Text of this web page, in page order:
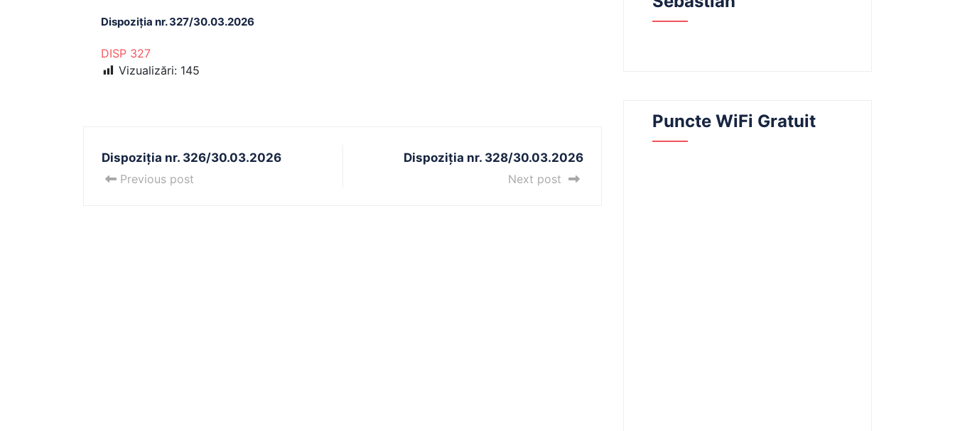
Dispoziția nr. 327/30.03.2026
DISP 327
Vizualizări: 145
Dispoziția nr. 326/30.03.2026
Previous post
Dispoziția nr. 328/30.03.2026
Next post
Puncte WiFi Gratuit